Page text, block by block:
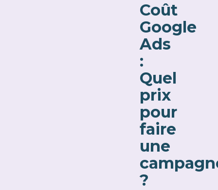
Coût
Google
Ads
:
Quel
prix
pour
faire
une
?